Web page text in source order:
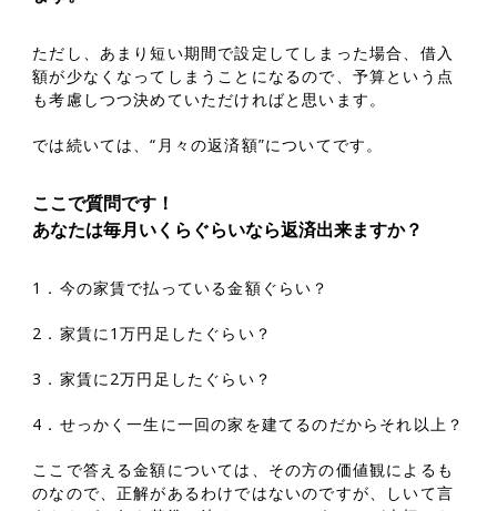
ただし、あまり短い期間で設定してしまった場合、借入
額が少なくなってしまうことになるので、予算という点
も考慮しつつ決めていただければと思います。
では続いては、“月々の返済額”についてです。
ここで質問です！
あなたは毎月いくらぐらいなら返済出来ますか？
1．今の家賃で払っている金額ぐらい？
2．家賃に1万円足したぐらい？
3．家賃に2万円足したぐらい？
4．せっかく一生に一回の家を建てるのだからそれ以上？
ここで答える金額については、その方の価値観によるも
のなので、正解があるわけではないのですが、しいて言